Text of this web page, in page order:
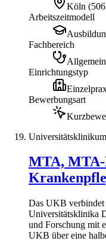
Köln (
Arbeitszeitmodell
Fachbereich
Einrichtungstyp
Bewerbungsart
MTA, MTA-
Das UKB verbindet
Universitätsklinika
und Forschung mit
UKB über eine